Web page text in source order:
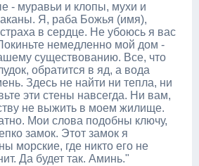
- муравьи и клопы, мухи и
Я, раба Божья (имя),
в сердце. Не убоюсь я вас
немедленно мой дом -
существованию. Все, что
обратится в яд, а вода
Здесь не найти ни тепла, ни
эти стены навсегда. Ни вам,
не выжить в моем жилище.
Мои слова подобны ключу,
замок. Этот замок я
морские, где никто его не
Да будет так. Аминь."